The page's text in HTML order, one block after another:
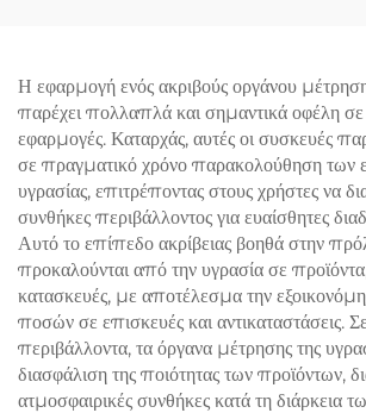
Η εφαρμογή ενός ακριβούς οργάνου
παρέχει πολλαπλά και σημαντικά οφέλη σε
εφαρμογές. Καταρχάς, αυτές οι συσκευές
σε πραγματικό χρόνο παρακολούθηση των
υγρασίας, επιτρέποντας στους χρήστες να
συνθήκες περιβάλλοντος για ευαίσθητες
Αυτό το επίπεδο ακρίβειας βοηθά στην
προκαλούνται από την υγρασία σε
κατασκευές, με αποτέλεσμα την
ποσών σε επισκευές και αντικαταστάσεις.
περιβάλλοντα, τα όργανα μέτρησης της
διασφάλιση της ποιότητας των προϊόντων,
ατμοσφαιρικές συνθήκες κατά τη διάρκεια